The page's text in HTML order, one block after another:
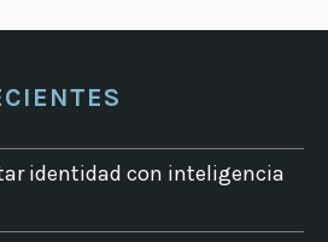
identidad con inteligencia